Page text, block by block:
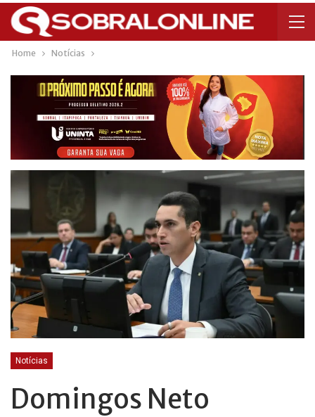
Home Notícias
Notícias
Domingos Neto